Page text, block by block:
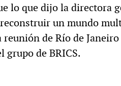
lo que dijo la directora
un mundo
de Río de
grupo de BRICS.